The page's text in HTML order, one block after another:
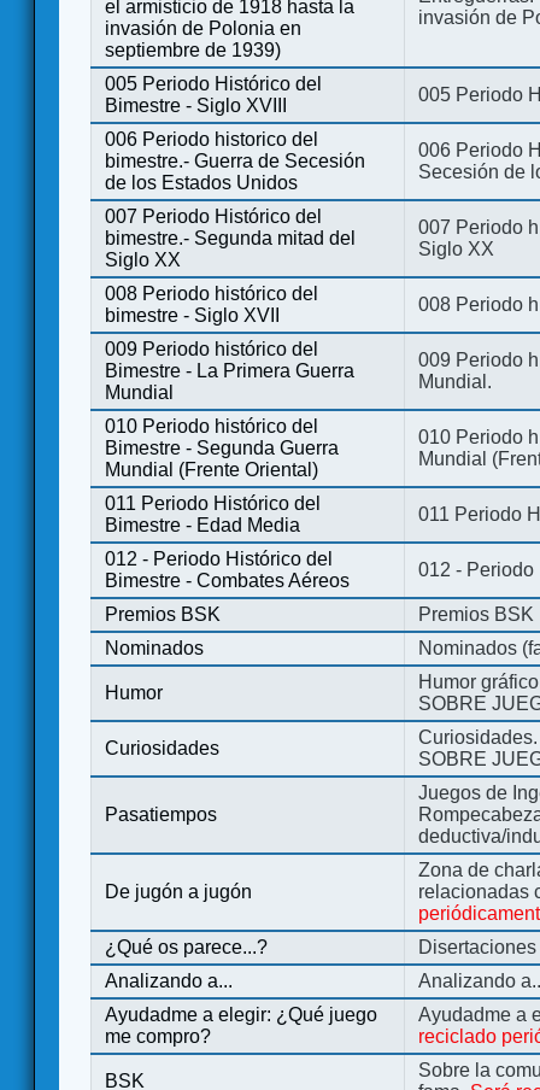
el armisticio de 1918 hasta la
invasión de Polonia en
septiembre de 1939)
invasión de
005 Periodo Histórico del
Bimestre - Siglo XVIII
005 Periodo
006 Periodo historico del
bimestre.- Guerra de Secesión
de los Estados Unidos
006 Periodo
Secesión de
007 Periodo Histórico del
bimestre.- Segunda mitad del
Siglo XX
007 Periodo
Siglo XX
008 Periodo histórico del
bimestre - Siglo XVII
008 Periodo
009 Periodo histórico del
Bimestre - La Primera Guerra
Mundial
009 Periodo
Mundial.
010 Periodo histórico del
Bimestre - Segunda Guerra
Mundial (Frente Oriental)
010 Periodo
Mundial
011 Periodo Histórico del
Bimestre - Edad Media
011 Periodo
012 - Periodo Histórico del
Bimestre - Combates Aéreos
012 - Periodo
Premios BSK
Premios BSK
Nominados
Nominados
Humor
Humor
SOBRE
Curiosidades
SOBRE
Pasatiempos
Juegos de
deductiva/
De jugón a jugón
Zona de
relacionadas
¿Qué os parece...?
Analizando a...
Analizando
Ayudadme a elegir: ¿Qué juego
me compro?
Ayudadme a
reciclado
BSK
Sobre la